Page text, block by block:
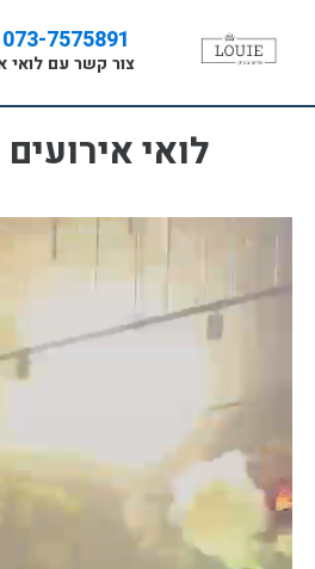
073-7575891
צור קשר עם לואי
לואי